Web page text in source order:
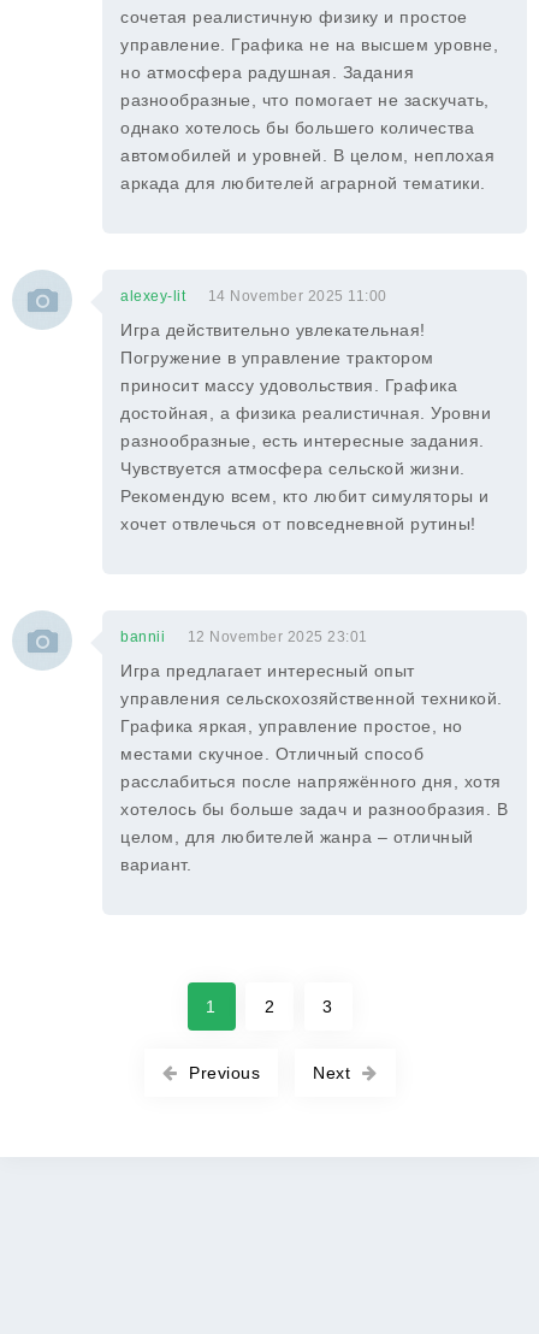
сочетая реалистичную физику и простое
управление. Графика не на высшем уровне,
но атмосфера радушная. Задания
разнообразные, что помогает не заскучать,
однако хотелось бы большего количества
автомобилей и уровней. В целом, неплохая
аркада для любителей аграрной тематики.
alexey-lit 14 November 2025 11:00
Игра действительно увлекательная!
Погружение в управление трактором
приносит массу удовольствия. Графика
достойная, а физика реалистичная. Уровни
разнообразные, есть интересные задания.
Чувствуется атмосфера сельской жизни.
Рекомендую всем, кто любит симуляторы и
хочет отвлечься от повседневной рутины!
bannii 12 November 2025 23:01
Игра предлагает интересный опыт
управления сельскохозяйственной техникой.
Графика яркая, управление простое, но
местами скучное. Отличный способ
расслабиться после напряжённого дня, хотя
хотелось бы больше задач и разнообразия. В
целом, для любителей жанра – отличный
вариант.
Previous
1 2 3
Next